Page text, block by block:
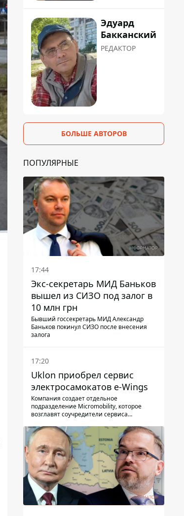
Эдуард
Бакканский
РЕДАКТОР
БОЛЬШЕ АВТОРОВ
ПОПУЛЯРНЫЕ
17:44
Экс-секретарь МИД Баньков
вышел из СИЗО под залог в
10 млн грн
Бывший госсекретарь МИД Александр
Баньков покинул СИЗО после внесения
залога
17:20
Uklon приобрел сервис
электросамокатов e-Wings
Компания создает отдельное
подразделение Micromobility, которое
возглавят соучредители сервиса